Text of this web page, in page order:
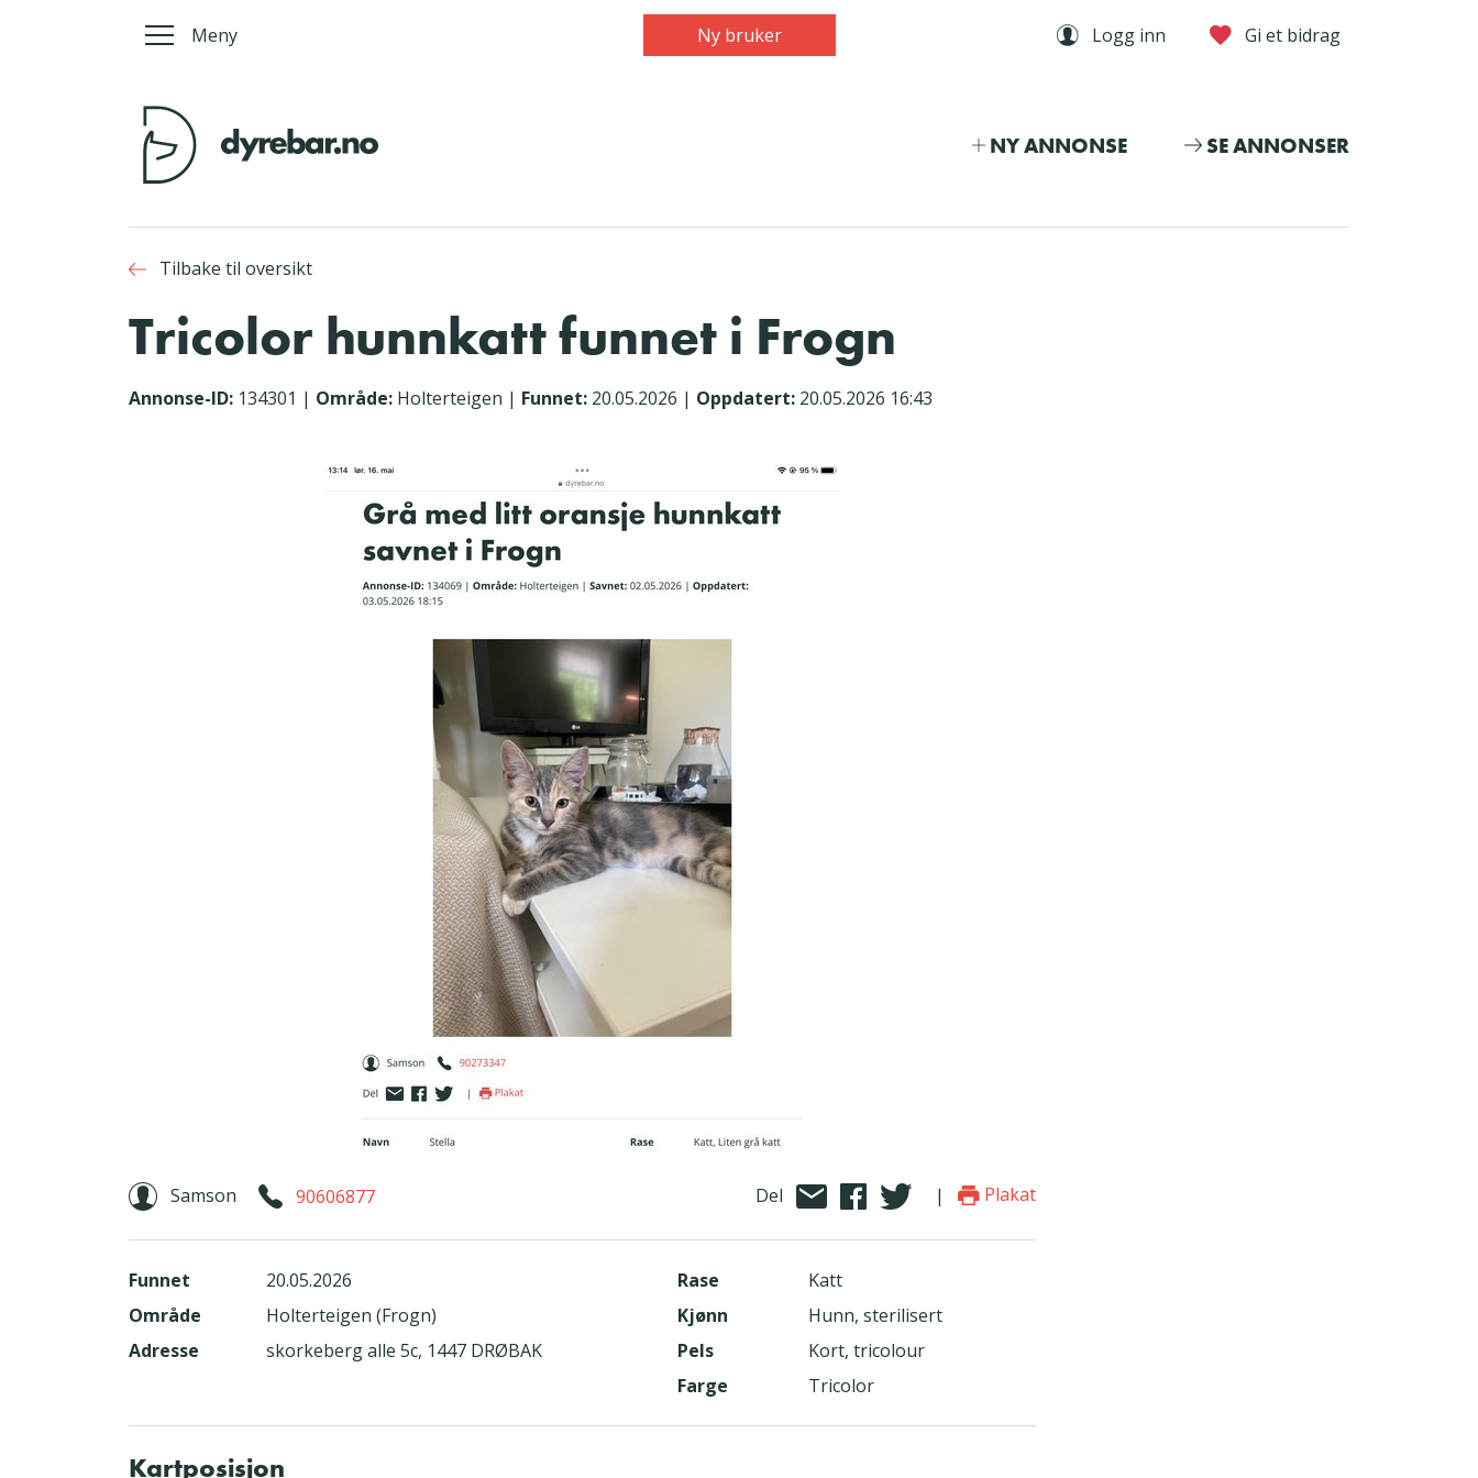
Meny Ny bruker Logg inn Gi et bidrag
NY ANNONSE SE ANNONSER
Tilbake til oversikt
Tricolor hunnkatt funnet i Frogn
Annonse-ID: 134301 | Område: Holterteigen | Funnet: 20.05.2026 | Oppdatert: 20.05.2026 16:43
Samson 90606877 Del | Plakat
Funnet
20.05.2026
Område
Holterteigen (Frogn)
Adresse
skorkeberg alle 5c, 1447 DRØBAK
Rase
Katt
Kjønn
Hunn, sterilisert
Pels
Kort, tricolour
Farge
Tricolor
Kartposisjon